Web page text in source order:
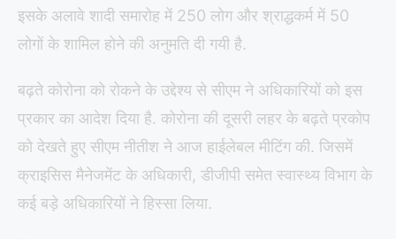
इसके अलावे शादी समारोह में 250 लोग और श्राद्धकर्म में 50
लोगों के शामिल होने की अनुमति दी गयी है.
बढ़ते कोरोना को रोकने के उद्देश्य से सीएम ने अधिकारियों को इस
प्रकार का आदेश दिया है. कोरोना की दूसरी लहर के बढ़ते प्रकोप
को देखते हुए सीएम नीतीश ने आज हाईलेबल मीटिंग की. जिसमें
क्राइसिस मैनेजमेंट के अधिकारी, डीजीपी समेत स्वास्थ्य विभाग के
कई बड़े अधिकारियों ने हिस्सा लिया.